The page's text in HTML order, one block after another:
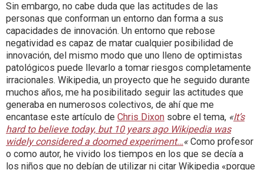
Sin embargo, no cabe duda que las actitudes de las
personas que conforman un entorno dan forma a sus
capacidades de innovación. Un entorno que rebose
negatividad es capaz de matar cualquier posibilidad de
innovación, del mismo modo que uno lleno de optimistas
patológicos puede llevarlo a tomar riesgos completamente
irracionales. Wikipedia, un proyecto que he seguido durante
muchos años, me ha posibilitado seguir las actitudes que
generaba en numerosos colectivos, de ahí que me
encantase este artículo de Chris Dixon sobre el tema, «It’s
hard to believe today, but 10 years ago Wikipedia was
widely considered a doomed experiment…«Como profesor
o como autor, he vivido los tiempos en los que se decía a
los niños que no debían de utilizar ni citar Wikipedia «porque